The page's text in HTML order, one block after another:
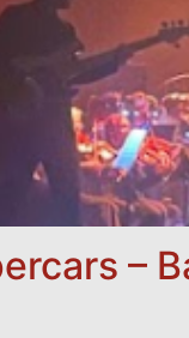
–